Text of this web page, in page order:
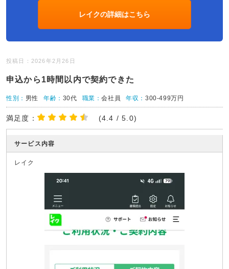
レイクの詳細はこちら
投稿日：2026年2月26日
申込から1時間以内で契約できた
性別： 男性 年齢： 30代 職業：会社員 年収：300-499万円
満足度： (4.4 / 5.0)
サービス内容
レイク